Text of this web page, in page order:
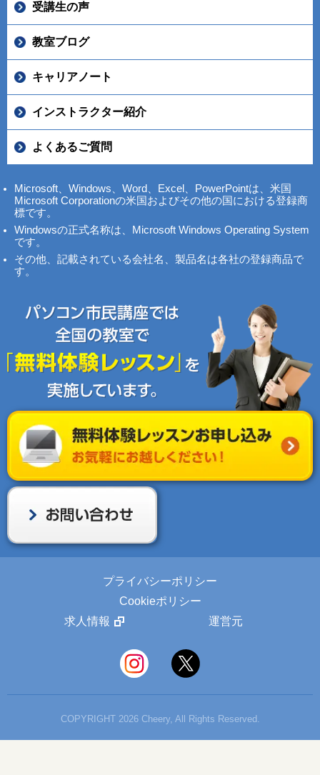
受講生の声
教室ブログ
キャリアノート
インストラクター紹介
よくあるご質問
Microsoft、Windows、Word、Excel、PowerPointは、米国
Microsoft Corporationの米国およびその他の国における登録商
標です。
Windowsの正式名称は、Microsoft Windows Operating System
です。
その他、記載されている会社名、製品名は各社の登録商品で
す。
プライバシーポリシー
Cookieポリシー
求人情報
運営元
COPYRIGHT 2026 Cheery, All Rights Reserved.